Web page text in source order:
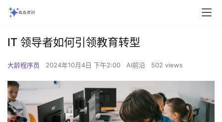
IT 领导者如何引领教育转型
大龄程序员 2024年10月4日 下午2:00 AI前沿 502 views